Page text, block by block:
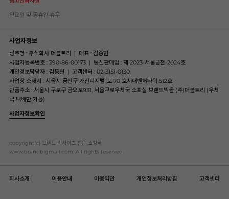
일요일 및 공휴일 휴무
사업자정보
상호명 : 주식회사 더블트리 | 대표 : 김종현
사업자등록번호 : 390-86-00173 | 통신판매업 : 제 2023-서울금천-2024호
개인정보담당자 : 김동현 | 고객센터 : 02-3151-0130
사업장 소재지 : 서울시 금천구 가산디지털1로 70 호서대벤처타워 512호
반품주소 : 서울시 구로구 금오로931, 서울구로우체국 소포실 브랜드빅몰 (주)더블트리 (우체
국 택배만 가능)
사업자정보확인
copyright(c) 브랜드 빅사이즈 전문 쇼핑몰
www.brandbigmall.com .All rights reserved.
회사소개 이용안내 이용약관 개인정보처리방침 고객센터